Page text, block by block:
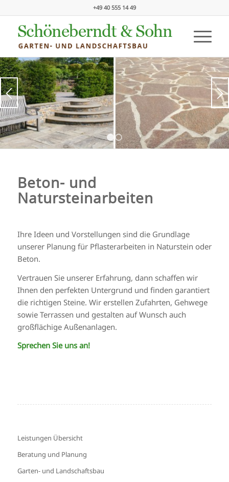
+49 40 555 14 49
1 2
Beton- und
Natursteinarbeiten
Ihre Ideen und Vorstellungen sind die Grundlage
unserer Planung für Pflasterarbeiten in Naturstein oder
Beton.
Vertrauen Sie unserer Erfahrung, dann schaffen wir
Ihnen den perfekten Untergrund und finden garantiert
die richtigen Steine. Wir erstellen Zufahrten, Gehwege
sowie Terrassen und gestalten auf Wunsch auch
großflächige Außenanlagen.
Sprechen Sie uns an!
Leistungen Übersicht
Beratung und Planung
Garten- und Landschaftsbau